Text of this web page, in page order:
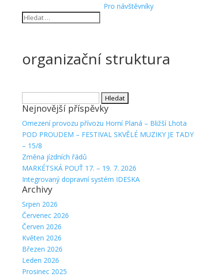
Pro návštěvníky
organizační struktura
Nejnovější příspěvky
Omezení provozu přívozu Horní Planá – Bližší Lhota
POD PROUDEM – FESTIVAL SKVĚLÉ MUZIKY JE TADY
– 15/8
Změna jízdních řádů
MARKÉTSKÁ POUŤ 17. – 19. 7. 2026
Integrovaný dopravní systém IDESKA
Archivy
Srpen 2026
Červenec 2026
Červen 2026
Květen 2026
Březen 2026
Leden 2026
Prosinec 2025